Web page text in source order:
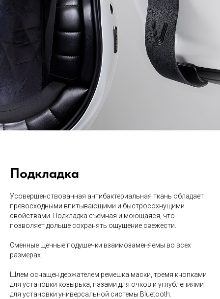
Подкладка
Усовершенствованная антибактериальная ткань обладает
превосходными впитывающими и быстросохнущими
свойствами. Подкладка съемная и моющаяся, что
позволяет дольше сохранять ощущение свежести.
Сменные щечные подушечки взаимозаменяемы во всех
размерах.
Шлем оснащен держателем ремешка маски, тремя кнопками
для установки козырька, пазами для очков и углублениями
для установки универсальной системы Bluetooth.